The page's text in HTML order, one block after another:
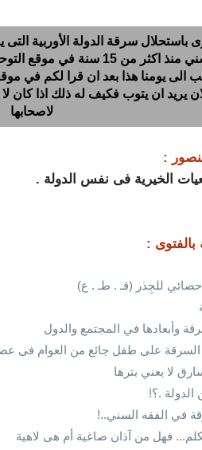
باستحلال سرقة الدولة الأوربية
السني منذ اكثر من 15 سنة
الى يومنا هذا بعد ان قرا لكم في
يريد ان يتوب فكيف له ذلك اذا كان
لاصحابها
:
الخيرية فى نفس الدولة .
بالفتوى :
للجِذر (قـ . طـ . ع)
وأبعادها في المجتمع والدول
على طفل جائع من العوام فى
لا يعني بترها
الدولة .؟!
في الفقه السني..!
فهل من آذان صاغية أم هى لاهية